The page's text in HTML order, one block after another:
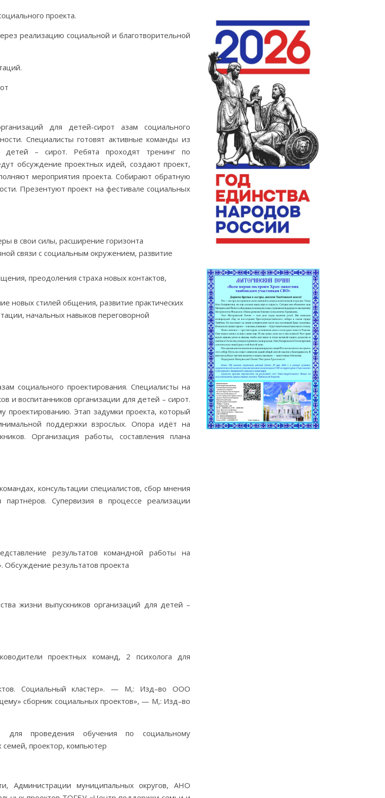
проекта.
реализацию социальной и благотворительной
для детей-сирот азам социального
Специалисты готовят активные команды из
детей – сирот. Ребята проходят тренинг по
обсуждение проектных идей, создают проект,
мероприятия проекта. Собирают обратную
Презентуют проект на фестивале социальных
в свои силы, расширение горизонта
связи с социальным окружением, развитие
преодоления страха новых контактов,
новых стилей общения, развитие практических
начальных навыков переговорной
социального проектирования. Специалисты на
и воспитанников организации для детей – сирот.
Этап задумки проекта, который
поддержки взрослых. Опора идёт на
Организация работы, составления плана
консультации специалистов, сбор мнения
партнёров. Супервизия в процессе реализации
результатов командной работы на
результатов проекта
жизни выпускников организаций для детей –
проектных команд, 2 психолога для
Социальный кластер». — М,: Изд–во ООО
сборник социальных проектов», — М,: Изд–во
для проведения обучения по социальному
проектор, компьютер
Администрации муниципальных округов, АНО